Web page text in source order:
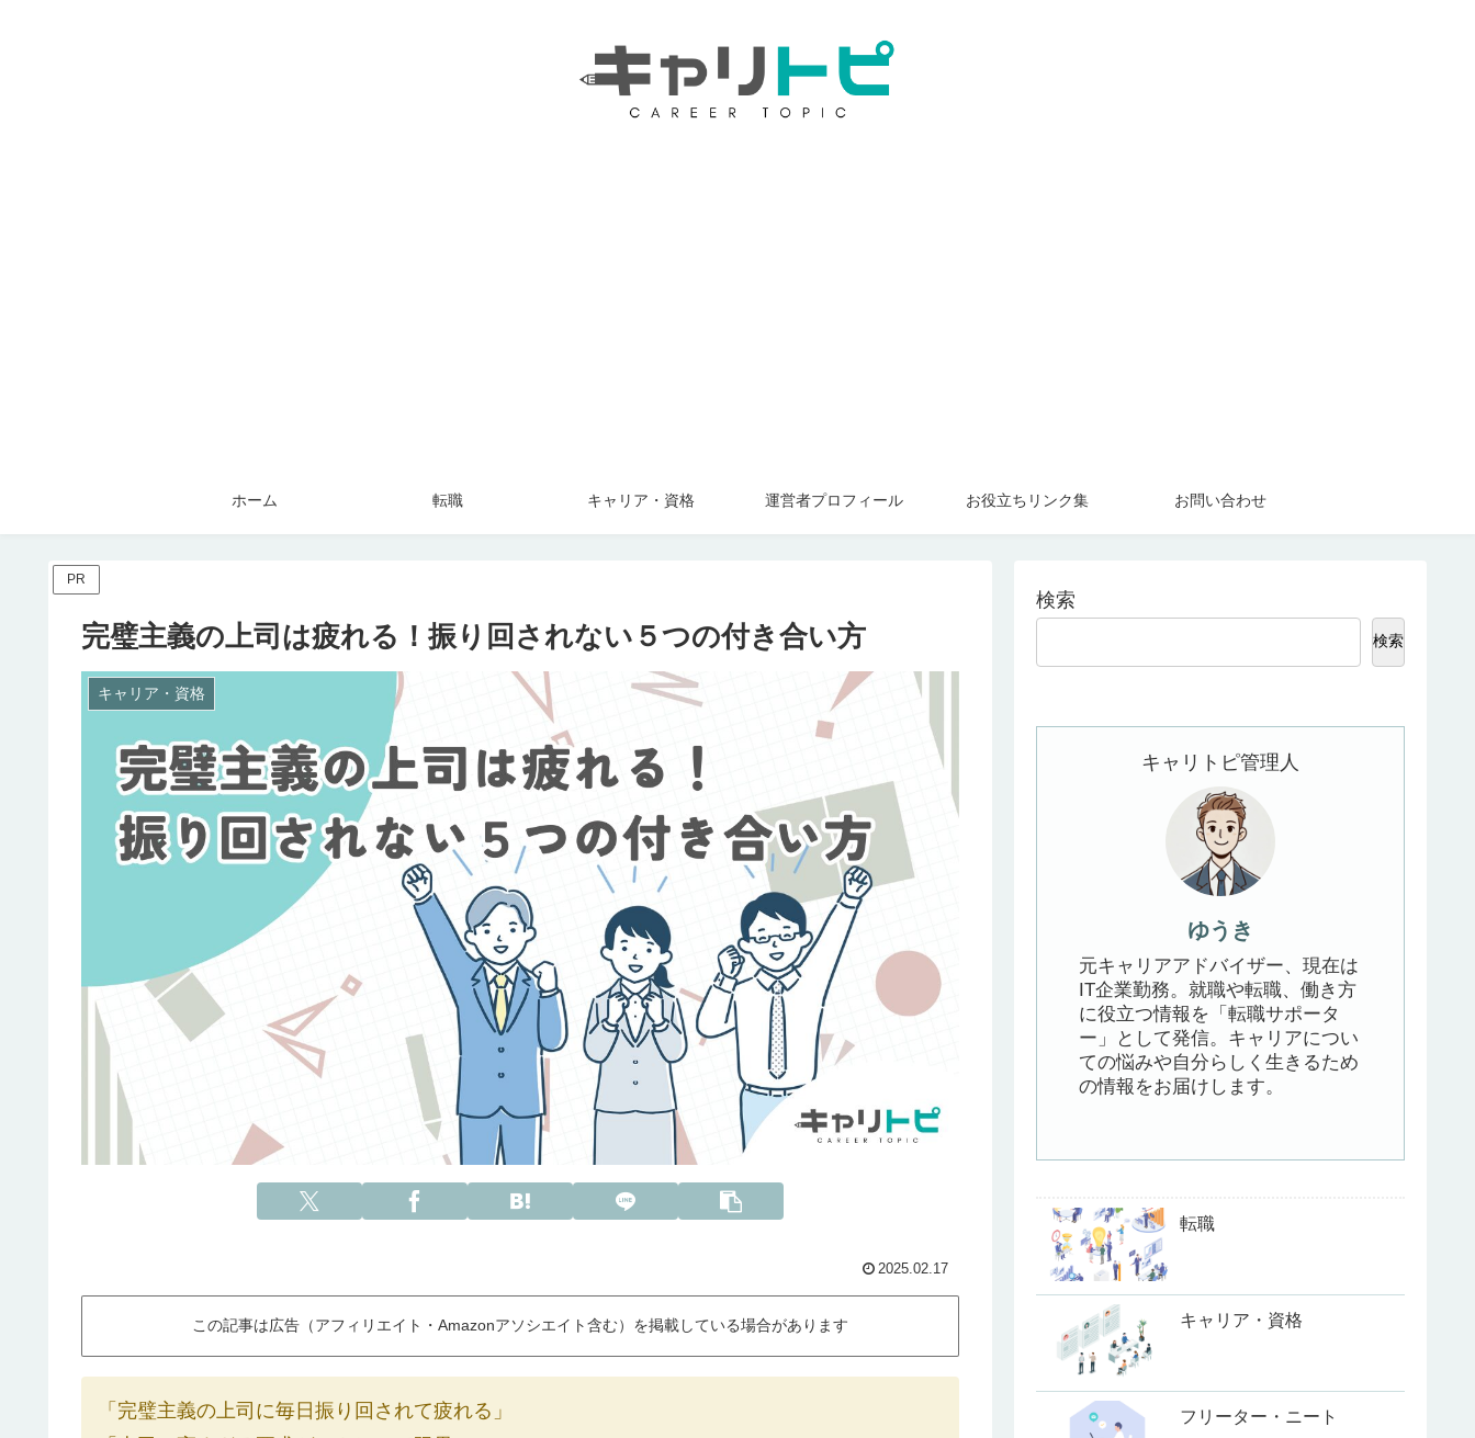
ホーム 転職 キャリア・資格 運営者プロフィール お役立ちリンク集 お問い合わせ
PR
完璧主義の上司は疲れる！振り回されない５つの付き合い方
キャリア・資格
2025.02.17
この記事は広告（アフィリエイト・Amazonアソシエイト含む）を掲載している場合があります
「完璧主義の上司に毎日振り回されて疲れる」
検索
検索
キャリトピ管理人
ゆうき
元キャリアアドバイザー、現在は
IT企業勤務。就職や転職、働き方
に役立つ情報を「転職サポータ
ー」として発信。キャリアについ
ての悩みや自分らしく生きるため
の情報をお届けします。
転職
キャリア・資格
フリーター・ニート